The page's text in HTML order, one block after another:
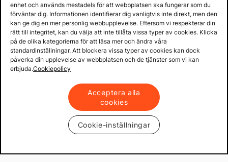
enhet och används mestadels för att webbplatsen ska fungerar som du
förväntar dig. Informationen identifierar dig vanligtvis inte direkt, men den
kan ge dig en mer personlig webbupplevelse. Eftersom vi respekterar din
rätt till integritet, kan du välja att inte tillåta vissa typer av cookies. Klicka
på de olika kategorierna för att läsa mer och ändra våra
standardinställningar. Att blockera vissa typer av cookies kan dock
påverka din upplevelse av webbplatsen och de tjänster som vi kan
erbjuda.Cookiepolicy
Acceptera alla
cookies
Cookie-inställningar